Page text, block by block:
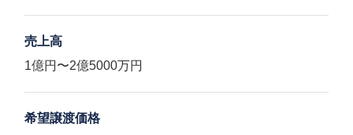
売上高
1億円〜2億5000万円
希望譲渡価格